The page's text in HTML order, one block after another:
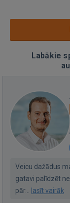
Labākie
Veicu dažādus
gatavi palīdzēt
pār...
lasīt vairāk